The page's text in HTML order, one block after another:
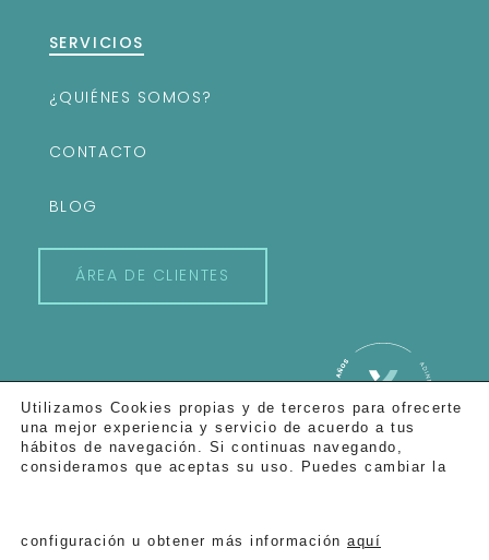
SERVICIOS
¿QUIÉNES SOMOS?
CONTACTO
BLOG
ÁREA DE CLIENTES
© ADINE 2020. Todos
Utilizamos Cookies propias y de terceros para ofrecerte
una mejor experiencia y servicio de acuerdo a tus
hábitos de navegación. Si continuas navegando,
consideramos que aceptas su uso. Puedes cambiar la
configuración u obtener más información aquí